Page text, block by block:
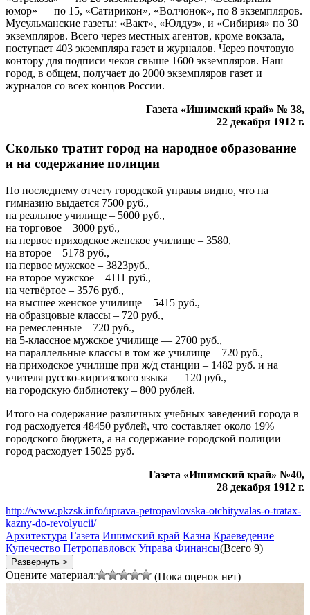
юмор» — по 15, «Сатирикон», «Волчонок», по 8 экземпляров.
Мусульманские газеты: «Вакт», «Юлдуз», и «Сибирия» по 30
экземпляров. Всего через местных агентов, кроме вокзала,
поступает 403 экземпляра газет и журналов. Через почтовую
контору для подписи чеков свыше 1600 экземпляров. Наш
город, в общем, получает до 2000 экземпляров газет и
журналов со всех концов России.
Газета «Ишимский край» № 38,
22 декабря 1912 г.
Сколько тратит город на народное образование
и на содержание полиции
По последнему отчету городской управы видно, что на
гимназию выдается 7500 руб.,
на реальное училище – 5000 руб.,
на торговое – 3000 руб.,
на первое приходское женское училище – 3580,
на второе – 5178 руб.,
на первое мужское – 3823руб.,
на второе мужское – 4111 руб.,
на четвёртое – 3576 руб.,
на высшее женское училище – 5415 руб.,
на образцовые классы – 720 руб.,
на ремесленные – 720 руб.,
на 5-классное мужское училище — 2700 руб.,
на параллельные классы в том же училище – 720 руб.,
на приходское училище при ж/д станции – 1482 руб. и на
учителя русско-киргизского языка — 120 руб.,
на городскую библиотеку – 800 рублей.
Итого на содержание различных учебных заведений города в
год расходуется 48450 рублей, что составляет около 19%
городского бюджета, а на содержание городской полиции
город расходует 15025 руб.
Газета «Ишимский край» №40,
28 декабря 1912 г.
http://www.pkzsk.info/uprava-petropavlovska-otchityvalas-o-tratax-
kazny-do-revolyucii/
Архитектура Газета Ишимский край Казна Краеведение
Купечество Петропавловск Управа Финансы(Всего 9)
Развернуть >
Оцените материал: (Пока оценок нет)